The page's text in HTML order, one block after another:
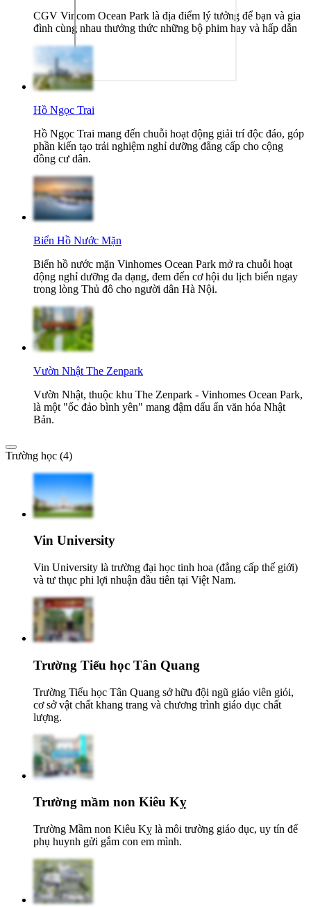
CGV Vincom Ocean Park là địa điểm lý tưởng để bạn và gia
đình cùng nhau thưởng thức những bộ phim hay và hấp dẫn
Hồ Ngọc Trai
Hồ Ngọc Trai mang đến chuỗi hoạt động giải trí độc đáo, góp
phần kiến tạo trải nghiệm nghỉ dưỡng đẳng cấp cho cộng
đồng cư dân.
Biển Hồ Nước Mặn
Biển hồ nước mặn Vinhomes Ocean Park mở ra chuỗi hoạt
động nghỉ dưỡng đa dạng, đem đến cơ hội du lịch biển ngay
trong lòng Thủ đô cho người dân Hà Nội.
Vườn Nhật The Zenpark
Vườn Nhật, thuộc khu The Zenpark - Vinhomes Ocean Park,
là một "ốc đảo bình yên" mang đậm dấu ấn văn hóa Nhật
Bản.
Trường học (4)
Vin University
Vin University là trường đại học tinh hoa (đẳng cấp thế giới)
và tư thục phi lợi nhuận đầu tiên tại Việt Nam.
Trường Tiểu học Tân Quang
Trường Tiểu học Tân Quang sở hữu đội ngũ giáo viên giỏi,
cơ sở vật chất khang trang và chương trình giáo dục chất
lượng.
Trường mầm non Kiêu Kỵ
Trường Mầm non Kiêu Kỵ là môi trường giáo dục, uy tín để
phụ huynh gửi gắm con em mình.